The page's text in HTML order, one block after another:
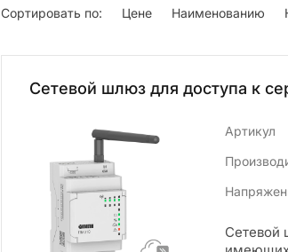
Сортировать по: Цене Наименованию
Сетевой шлюз для доступа к
Артикул
Сетевой